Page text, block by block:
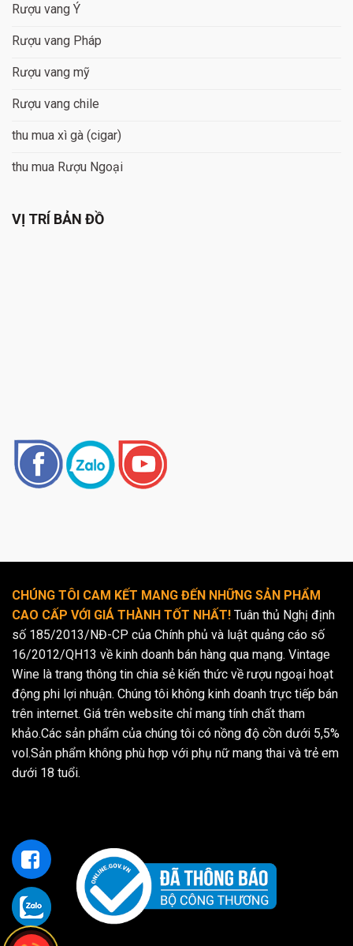
Rượu vang Ý
Rượu vang Pháp
Rượu vang mỹ
Rượu vang chile
thu mua xì gà (cigar)
thu mua Rượu Ngoại
VỊ TRÍ BẢN ĐỒ
CHÚNG TÔI CAM KẾT MANG ĐẾN NHỮNG SẢN PHẨM
CAO CẤP VỚI GIÁ THÀNH TỐT NHẤT! Tuân thủ Nghị định
số 185/2013/NĐ-CP của Chính phủ và luật quảng cáo số
16/2012/QH13 về kinh doanh bán hàng qua mạng. Vintage
Wine là trang thông tin chia sẻ kiến thức về rượu ngoại hoạt
động phi lợi nhuận. Chúng tôi không kinh doanh trực tiếp bán
trên internet. Giá trên website chỉ mang tính chất tham
khảo.Các sản phẩm của chúng tôi có nồng độ cồn dưới 5,5%
vol.Sản phẩm không phù hợp với phụ nữ mang thai và trẻ em
dưới 18 tuổi.